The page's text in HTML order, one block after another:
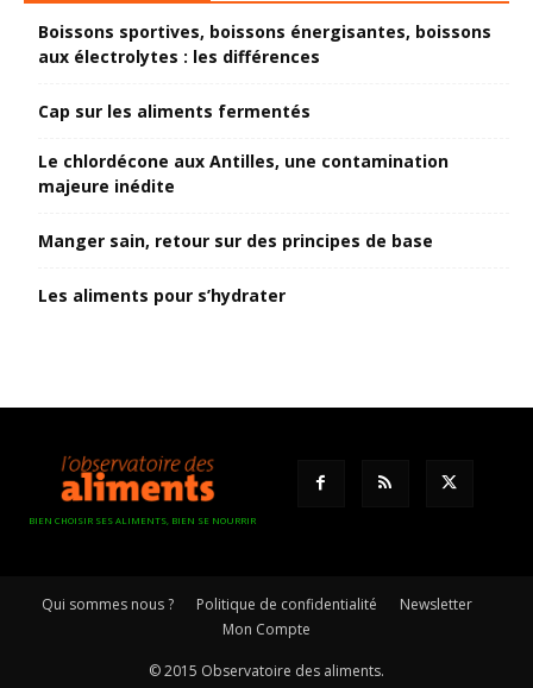
Boissons sportives, boissons énergisantes, boissons
aux électrolytes : les différences
Cap sur les aliments fermentés
Le chlordécone aux Antilles, une contamination
majeure inédite
Manger sain, retour sur des principes de base
Les aliments pour s’hydrater
BIEN CHOISIR SES ALIMENTS, BIEN SE NOURRIR
Qui sommes nous ? Politique de confidentialité
Newsletter
Mon Compte
© 2015 Observatoire des aliments.